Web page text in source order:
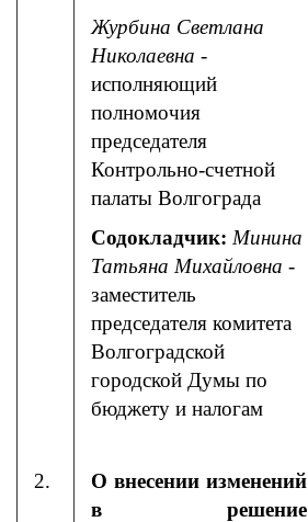
Журбина Светлана
Николаевна -
исполняющий
полномочия
председателя
Контрольно-счетной
палаты Волгограда
Содокладчик: Минина
Татьяна Михайловна -
заместитель
председателя комитета
Волгоградской
городской Думы по
бюджету и налогам
2.
О внесении изменений
в решение